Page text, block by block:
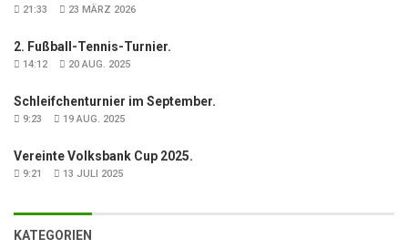
21:33 23 MÄRZ 2026
2. Fußball-Tennis-Turnier.
14:12 20 AUG. 2025
Schleifchenturnier im September.
9:23 19 AUG. 2025
Vereinte Volksbank Cup 2025.
9:21 13 JULI 2025
KATEGORIEN